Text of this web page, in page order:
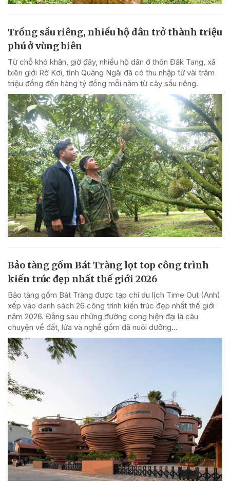
Trồng sầu riêng, nhiều hộ dân trở thành triệu
phú ở vùng biên
Từ chỗ khó khăn, giờ đây, nhiều hộ dân ở thôn Đăk Tang, xã
biên giới Rờ Kơi, tỉnh Quảng Ngãi đã có thu nhập từ vài trăm
triệu đồng đến hàng tỷ đồng mỗi năm từ cây sầu riêng.
Bảo tàng gốm Bát Tràng lọt top công trình
kiến trúc đẹp nhất thế giới 2026
Bảo tàng gốm Bát Tràng được tạp chí du lịch Time Out (Anh)
xếp vào danh sách 26 công trình kiến trúc đẹp nhất thế giới
năm 2026. Đằng sau những đường cong hiện đại là câu
chuyện về đất, lửa và nghề gốm đã nuôi dưỡng...